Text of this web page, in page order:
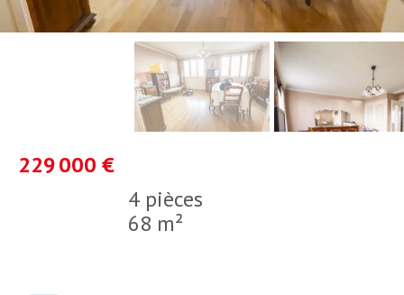
4 pièces
68 m²
229 000 €